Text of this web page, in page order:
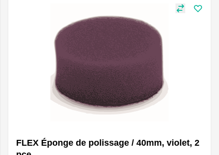
FLEX Éponge de polissage / 40mm, violet, 2